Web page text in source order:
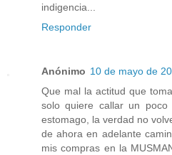
indigencia...
Responder
Anónimo 10 de mayo de
Que mal la actitud que
solo quiere callar un
estomago, la verdad no
de ahora en adelante
mis compras en la